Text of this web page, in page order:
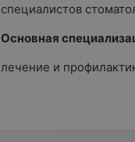
специалистов
Основная
лечение и